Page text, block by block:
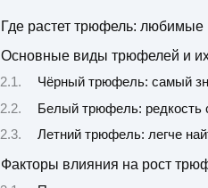
Где растет трюфель: любимые
Основные виды трюфелей и
Чёрный трюфель: самый
Белый трюфель: редкость
Летний трюфель: легче
Факторы влияния на рост